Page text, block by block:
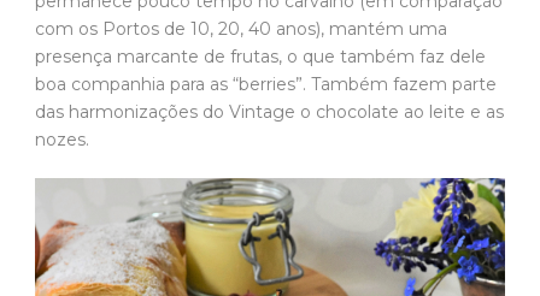
com os Portos de 10, 20, 40 anos), mantém uma
presença marcante de frutas, o que também faz dele
boa companhia para as “berries”. Também fazem parte
das harmonizações do Vintage o chocolate ao leite e as
nozes.